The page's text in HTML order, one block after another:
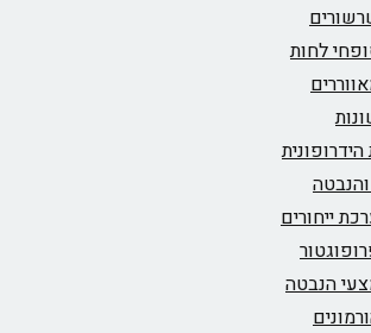
לחות
והנבטה
ייחורים
הנבטה